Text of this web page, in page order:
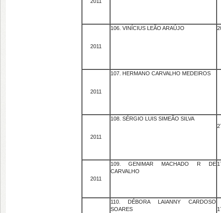
2011
106. VINÍCIUS LEÃO ARAÚJO
2011
107. HERMANO CARVALHO MEDEIROS
2011
108. SÉRGIO LUIS SIMEÃO SILVA
2011
109. GENIMAR MACHADO R DE
CARVALHO
110. DÉBORA LAIANNY CARDOSO
SOARES